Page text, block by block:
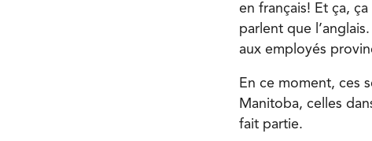
en français! Et ça,
parlent que
aux employés
En ce moment, ces
Manitoba, celles
fait partie.